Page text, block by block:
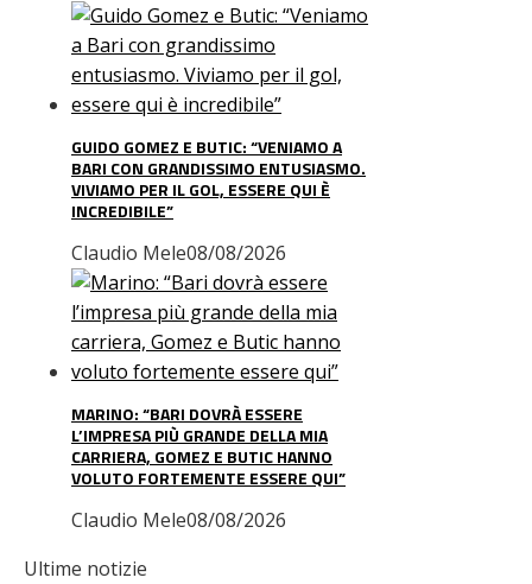
GUIDO GOMEZ E BUTIC: “VENIAMO A
BARI CON GRANDISSIMO ENTUSIASMO.
VIVIAMO PER IL GOL, ESSERE QUI È
INCREDIBILE”
Claudio Mele08/08/2026
MARINO: “BARI DOVRÀ ESSERE
L’IMPRESA PIÙ GRANDE DELLA MIA
CARRIERA, GOMEZ E BUTIC HANNO
VOLUTO FORTEMENTE ESSERE QUI”
Claudio Mele08/08/2026
Ultime notizie